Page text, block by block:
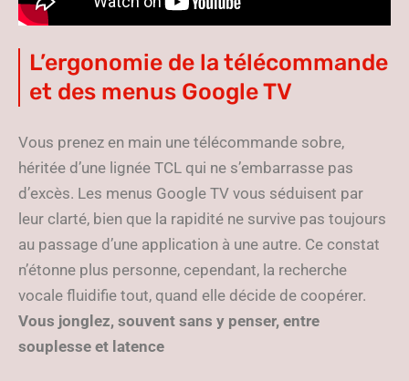
L’ergonomie de la télécommande
et des menus Google TV
Vous prenez en main une télécommande sobre,
héritée d’une lignée TCL qui ne s’embarrasse pas
d’excès. Les menus Google TV vous séduisent par
leur clarté, bien que la rapidité ne survive pas toujours
au passage d’une application à une autre. Ce constat
n’étonne plus personne, cependant, la recherche
vocale fluidifie tout, quand elle décide de coopérer.
Vous jonglez, souvent sans y penser, entre
souplesse et latence